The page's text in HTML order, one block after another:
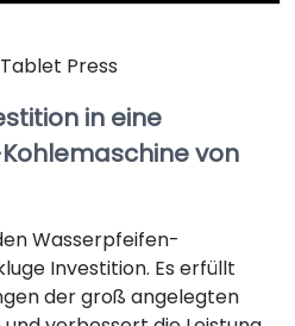
Press
in eine
von
Wasserpfeifen-
Investition. Es erfüllt
der groß angelegten